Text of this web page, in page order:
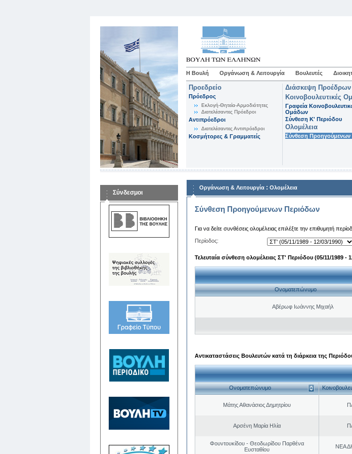
Η Βουλή Οργάνωση & Λειτουργία Βουλευτές
Προεδρείο
Πρόεδρος
Εκλογή-Θητεία-Αρμοδιότητες
Διατελέσαντες Πρόεδροι
Αντιπρόεδροι
Διατελέσαντες Αντιπρόεδροι
Κοσμήτορες & Γραμματείς
Διάσκεψη Προέδρων
Κοινοβουλευτικές
Γραφεία
Ομάδων
Σύνθεση K' Περιόδου
Ολομέλεια
Σύνθεση Προηγούμενων
Σύνδεσμοι
Οργάνωση & Λειτουργία : Ολομέλεια
Σύνθεση Προηγούμενων Περιόδων
Για να δείτε συνθέσεις ολομέλειας επιλέξτε την επιθυμητή
Περίοδος:
Τελευταία σύνθεση ολομέλειας ΣΤ' Περιόδου (05/11/1989 -
Ονοματεπώνυμο
Αβέρωφ Ιωάννης Μιχαήλ
Αντικαταστάσεις Βουλευτών κατά τη διάρκεια της
Ονοματεπώνυμο
Μάτης Αθανάσιος Δημητρίου
Αρσένη Μαρία Ηλία
Φουντουκίδου - Θεοδωρίδου Παρθένα
Ευσταθίου
ΝΕΑ